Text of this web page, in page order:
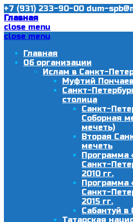
+7 (931) 233-90-00 dum-
Главная
close menu
close menu
Главная
Об организации
Ислам в Санкт-
Муфтий
Санкт-
столица
Санкт-
Соборная
мечеть)
Вторая
мечеть
Программа
Санкт-
2010 гг.
Программа
Санкт-
2015 гг.
Сабантуй в
Татарская